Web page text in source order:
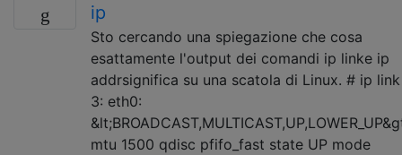
ip
Sto cercando una spiegazione che cosa
esattamente l'output dei comandi ip linke ip
addrsignifica su una scatola di Linux. # ip link
3: eth0:
mtu 1500 qdisc pfifo_fast state UP mode